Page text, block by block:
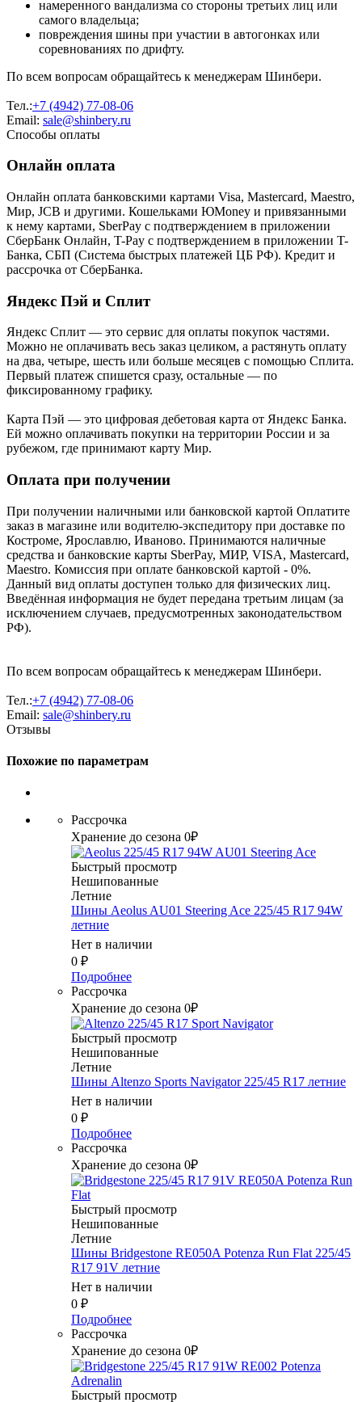
намеренного вандализма со стороны третьих лиц или
самого владельца;
повреждения шины при участии в автогонках или
соревнованиях по дрифту.
По всем вопросам обращайтесь к менеджерам Шинбери.
Тел.:+7 (4942) 77-08-06
Email: sale@shinbery.ru
Способы оплаты
Онлайн оплата
Онлайн оплата банковскими картами Visa, Mastercard, Maestro,
Мир, JCB и другими. Кошельками ЮMoney и привязанными
к нему картами, SberPay с подтверждением в приложении
СберБанк Онлайн, T-Pay с подтверждением в приложении T-
Банка, СБП (Система быстрых платежей ЦБ РФ). Кредит и
рассрочка от СберБанка.
Яндекс Пэй и Сплит
Яндекс Cплит — это сервис для оплаты покупок частями.
Можно не оплачивать весь заказ целиком, а растянуть оплату
на два, четыре, шесть или больше месяцев с помощью Сплита.
Первый платеж спишется сразу, остальные — по
фиксированному графику.
Карта Пэй — это цифровая дебетовая карта от Яндекс Банка.
Ей можно оплачивать покупки на территории России и за
рубежом, где принимают карту Мир.
Оплата при получении
При получении наличными или банковской картой Оплатите
заказ в магазине или водителю-экспедитору при доставке по
Костроме, Ярославлю, Иваново. Принимаются наличные
средства и банковские карты SberPay, МИР, VISA, Mastercard,
Maestro. Комиссия при оплате банковской картой - 0%.
Данный вид оплаты доступен только для физических лиц.
Введённая информация не будет передана третьим лицам (за
исключением случаев, предусмотренных законодательством
РФ).
По всем вопросам обращайтесь к менеджерам Шинбери.
Тел.:+7 (4942) 77-08-06
Email: sale@shinbery.ru
Отзывы
Похожие по параметрам
Рассрочка
Хранение до сезона 0₽
Быстрый просмотр
Нешипованные
Летние
Шины Aeolus AU01 Steering Ace 225/45 R17 94W
летние
Нет в наличии
0 ₽
Подробнее
Рассрочка
Хранение до сезона 0₽
Быстрый просмотр
Нешипованные
Летние
Шины Altenzo Sports Navigator 225/45 R17 летние
Нет в наличии
0 ₽
Подробнее
Рассрочка
Хранение до сезона 0₽
Быстрый просмотр
Нешипованные
Летние
Шины Bridgestone RE050A Potenza Run Flat 225/45
R17 91V летние
Нет в наличии
0 ₽
Подробнее
Рассрочка
Хранение до сезона 0₽
Быстрый просмотр